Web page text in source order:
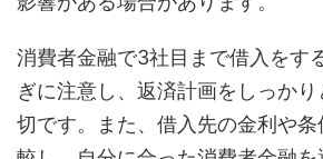
消費者金融で3社目まで借入をす
ぎに注意し、返済計画をしっか
切です。また、借入先の金利や